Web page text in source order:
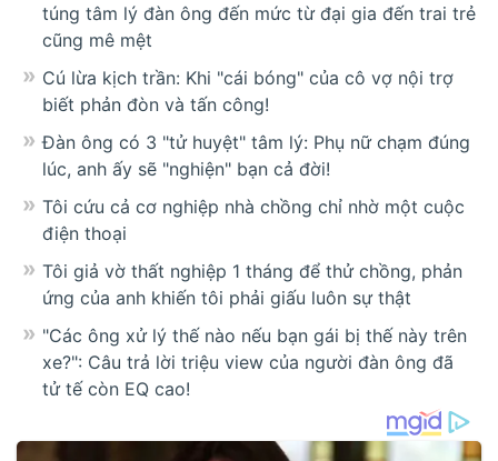
túng tâm lý đàn ông đến mức từ đại gia đến trai trẻ
cũng mê mệt
Cú lừa kịch trần: Khi "cái bóng" của cô vợ nội trợ
biết phản đòn và tấn công!
Đàn ông có 3 "tử huyệt" tâm lý: Phụ nữ chạm đúng
lúc, anh ấy sẽ "nghiện" bạn cả đời!
Tôi cứu cả cơ nghiệp nhà chồng chỉ nhờ một cuộc
điện thoại
Tôi giả vờ thất nghiệp 1 tháng để thử chồng, phản
ứng của anh khiến tôi phải giấu luôn sự thật
"Các ông xử lý thế nào nếu bạn gái bị thế này trên
xe?": Câu trả lời triệu view của người đàn ông đã
tử tế còn EQ cao!